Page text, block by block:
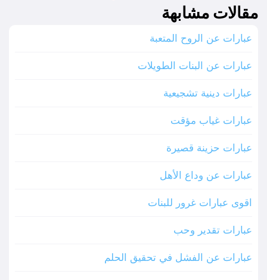
مقالات مشابهة
عبارات عن الروح المتعبة
عبارات عن البنات الطويلات
عبارات دينية تشجيعية
عبارات غياب مؤقت
عبارات حزينة قصيرة
عبارات عن وداع الأهل
اقوى عبارات غرور للبنات
عبارات تقدير وحب
عبارات عن الفشل في تحقيق الحلم